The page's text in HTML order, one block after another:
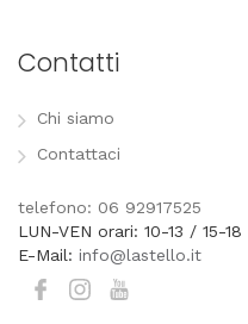
Contatti
Chi siamo
Contattaci
telefono: 06 92917525
LUN-VEN orari: 10-13 / 15-18
E-Mail: info@lastello.it